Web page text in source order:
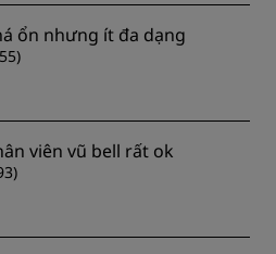
ổn nhưng ít đa dạng
)
viên vũ bell rất ok
)